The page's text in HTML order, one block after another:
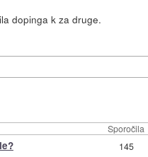
dopinga k za druge.
Sporočila
145